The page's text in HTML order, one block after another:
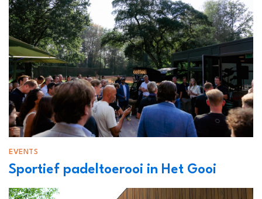
EVENTS
Sportief padeltoerooi in Het Gooi